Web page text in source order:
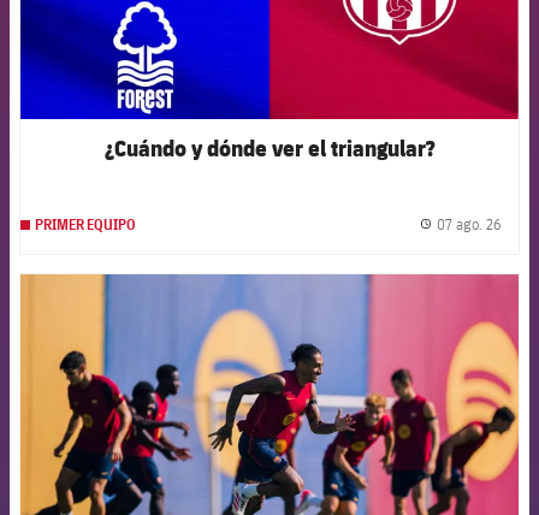
¿Cuándo y dónde ver el triangular?
PRIMER EQUIPO 07 ago. 26